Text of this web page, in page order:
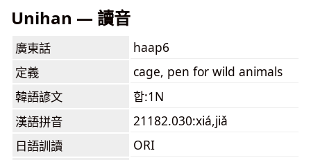
Unihan — 讀音
廣東話
haap6
定義
cage, pen for wild animals
韓語諺文
합:1N
漢語拼音
21182.030:xiá,jiǎ
日語訓讀
ORI